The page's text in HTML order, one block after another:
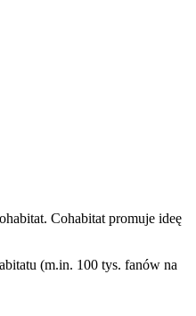
Cohabitat promuje ideę
(m.in. 100 tys. fanów na